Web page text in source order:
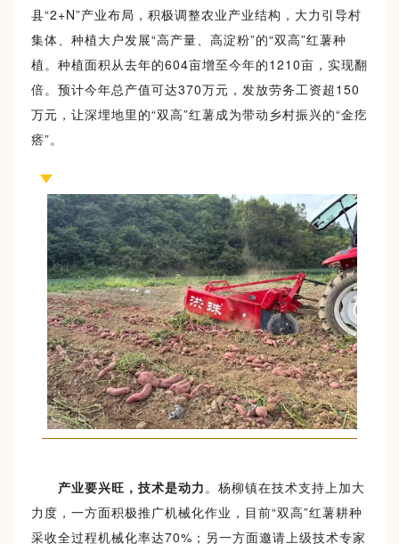
县“2+N”产业布局，积极调整农业产业结构，大力引导村
集体、种植大户发展“高产量、高淀粉”的“双高”红薯种
植。种植面积从去年的604亩增至今年的1210亩，实现翻
倍。预计今年总产值可达370万元，发放劳务工资超150
万元，让深埋地里的“双高”红薯成为带动乡村振兴的“金疙
瘩”。
产业要兴旺，技术是动力。杨柳镇在技术支持上加大
力度，一方面积极推广机械化作业，目前“双高”红薯耕种
采收全过程机械化率达70%；另一方面邀请上级技术专家